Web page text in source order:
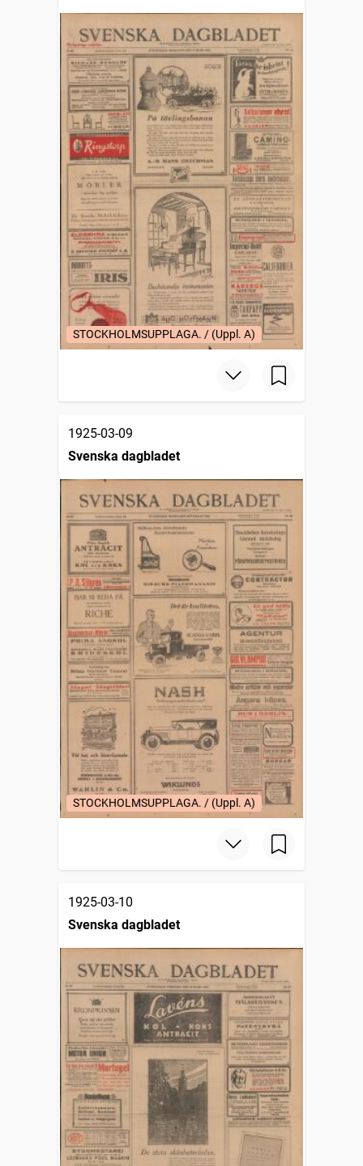
STOCKHOLMSUPPLAGA. / (Uppl. A)
1925-03-09
Svenska dagbladet
STOCKHOLMSUPPLAGA. / (Uppl. A)
1925-03-10
Svenska dagbladet